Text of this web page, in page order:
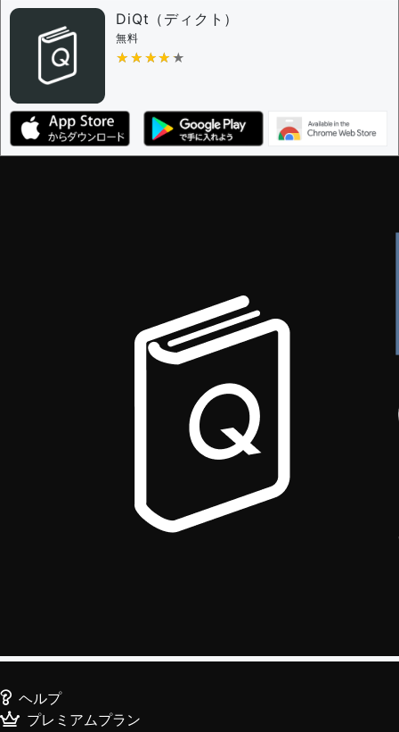
DiQt（ディクト）
無料
★★★★★
★★★★★
ヘルプ
プレミアムプラン